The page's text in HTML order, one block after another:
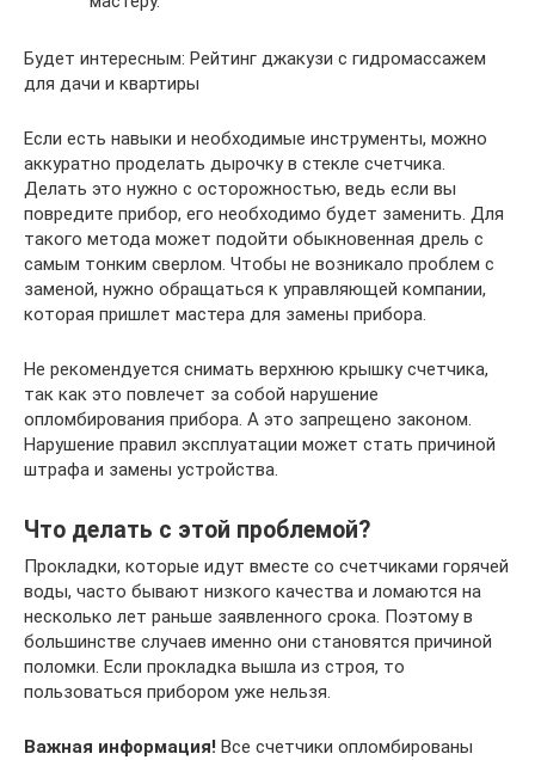
Будет интересным: Рейтинг джакузи с гидромассажем
для дачи и квартиры
Если есть навыки и необходимые инструменты, можно
аккуратно проделать дырочку в стекле счетчика.
Делать это нужно с осторожностью, ведь если вы
повредите прибор, его необходимо будет заменить. Для
такого метода может подойти обыкновенная дрель с
самым тонким сверлом. Чтобы не возникало проблем с
заменой, нужно обращаться к управляющей компании,
которая пришлет мастера для замены прибора.
Не рекомендуется снимать верхнюю крышку счетчика,
так как это повлечет за собой нарушение
опломбирования прибора. А это запрещено законом.
Нарушение правил эксплуатации может стать причиной
штрафа и замены устройства.
Что делать с этой проблемой?
Прокладки, которые идут вместе со счетчиками горячей
воды, часто бывают низкого качества и ломаются на
несколько лет раньше заявленного срока. Поэтому в
большинстве случаев именно они становятся причиной
поломки. Если прокладка вышла из строя, то
пользоваться прибором уже нельзя.
Важная информация! Все счетчики опломбированы